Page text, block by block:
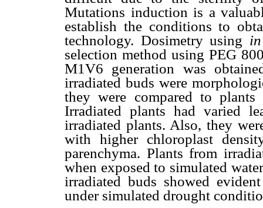
Mutations induction is a
establish the conditions to
technology. Dosimetry using
selection method using PEG
M1V6 generation was
irradiated buds were
they were compared to plants
Irradiated plants had varied
irradiated plants. Also, they
with higher chloroplast
parenchyma. Plants from
when exposed to simulated
irradiated buds showed
under simulated drought